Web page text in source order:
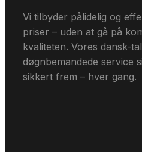
Vi tilbyder pålidelig og
priser – uden at gå på
kvaliteten. Vores dansk-
døgnbemandede service
sikkert frem – hver gang.